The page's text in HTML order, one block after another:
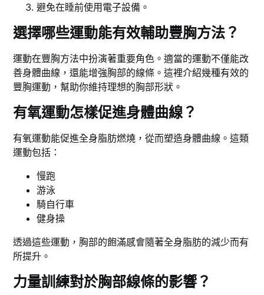
避免在睡前使用電子設備。
選擇哪些運動能有效輔助豐胸方法？
運動在豐胸方法中扮演著重要角色。適當的運動不僅能改
善身體曲線，還能增強胸部的線條。這裡介紹幾種有效的
豐胸運動，幫助你維持理想的胸部形狀。
有氧運動怎樣促進身體曲線？
有氧運動能促進全身脂肪燃燒，從而塑造身體曲線。這類
運動包括：
慢跑
游泳
騎自行車
健身操
透過這些運動，胸部的飽滿感會隨著全身脂肪的減少而有
所提升。
力量訓練對於胸部線條的影響？